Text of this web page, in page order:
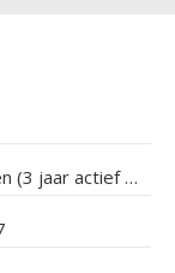
Nee, in 2020 gesloten (3 jaar actief geweest)